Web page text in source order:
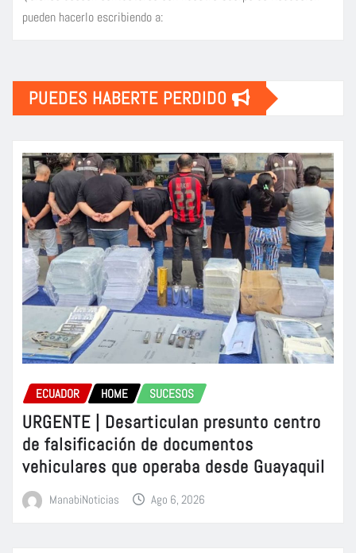
pueden hacerlo escribiendo a:
PUEDES HABERTE PERDIDO
ECUADOR HOME SUCESOS
URGENTE | Desarticulan presunto centro
de falsificación de documentos
vehiculares que operaba desde Guayaquil
ManabiNoticias Ago 6, 2026